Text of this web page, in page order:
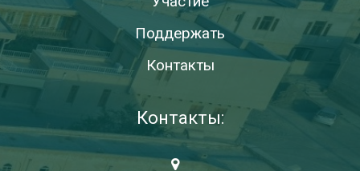
Поддержать
Контакты
Контакты: